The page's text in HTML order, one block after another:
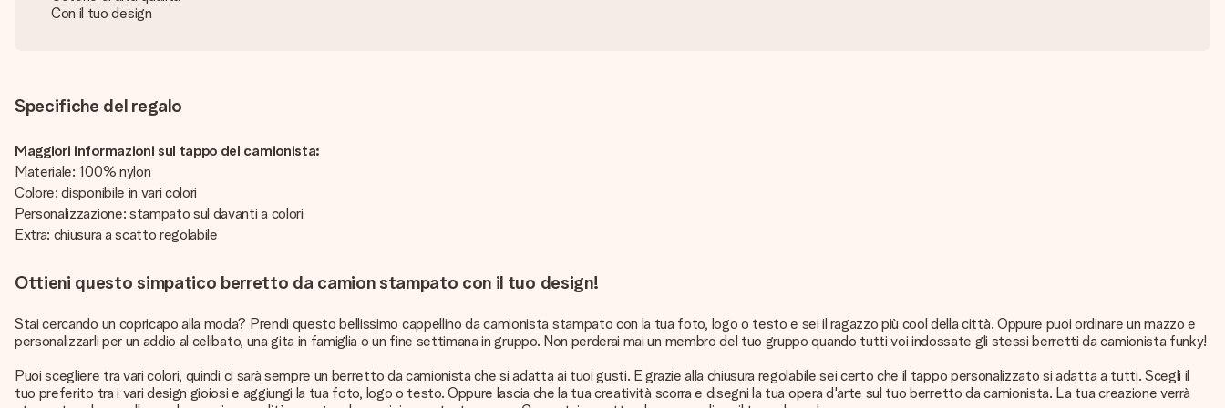
Con il tuo design
Specifiche del regalo
Maggiori informazioni sul tappo del camionista:
Materiale: 100% nylon
Colore: disponibile in vari colori
Personalizzazione: stampato sul davanti a colori
Extra: chiusura a scatto regolabile
Ottieni questo simpatico berretto da camion stampato con il tuo design!
Stai cercando un copricapo alla moda? Prendi questo bellissimo cappellino da camionista stampato con la tua foto, logo o testo e sei il ragazzo più cool della città. Oppure puoi ordinare un mazzo e
personalizzarli per un addio al celibato, una gita in famiglia o un fine settimana in gruppo. Non perderai mai un membro del tuo gruppo quando tutti voi indossate gli stessi berretti da camionista funky!
Puoi scegliere tra vari colori, quindi ci sarà sempre un berretto da camionista che si adatta ai tuoi gusti. E grazie alla chiusura regolabile sei certo che il tappo personalizzato si adatta a tutti. Scegli il
tuo preferito tra i vari design gioiosi e aggiungi la tua foto, logo o testo. Oppure lascia che la tua creatività scorra e disegni la tua opera d'arte sul tuo berretto da camionista. La tua creazione verrà